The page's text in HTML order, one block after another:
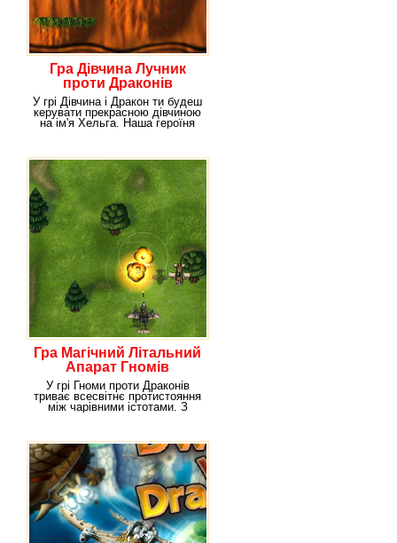
Гра Дівчина Лучник
проти Драконів
У грі Дівчина і Дракон ти будеш
керувати прекрасною дівчиною
на ім'я Хельга. Наша героїня
Гра Магічний Літальний
Апарат Гномів
У грі Гноми проти Драконів
триває всесвітнє протистояння
між чарівними істотами. З